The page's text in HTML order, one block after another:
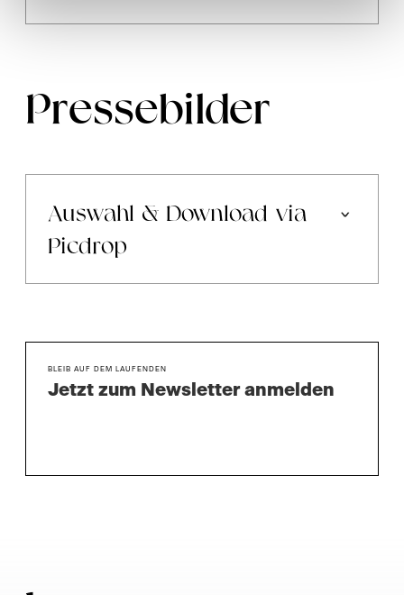
Pressebilder
Auswahl & Download via
Picdrop
BLEIB AUF DEM LAUFENDEN
Jetzt zum Newsletter anmelden